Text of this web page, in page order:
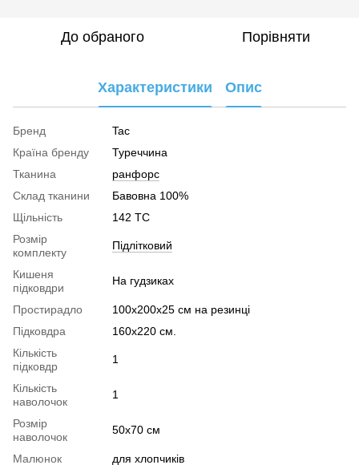
До обраного Порівняти
Характеристики Опис
Бренд
Tac
Країна бренду
Туреччина
Тканина
ранфорс
Склад тканини
Бавовна 100%
Щільність
142 TC
Розмір
комплекту
Підлітковий
Кишеня
підковдри
На гудзиках
Простирадло
100х200х25 см на резинці
Підковдра
160х220 см.
Кількість
підковдр
1
Кількість
наволочок
1
Розмір
наволочок
50х70 см
Малюнок
для хлопчиків